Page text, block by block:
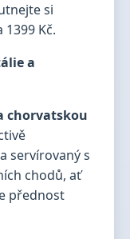
si
1399 Kč.
a
chorvatskou
servírovaný s
chodů, ať
přednost